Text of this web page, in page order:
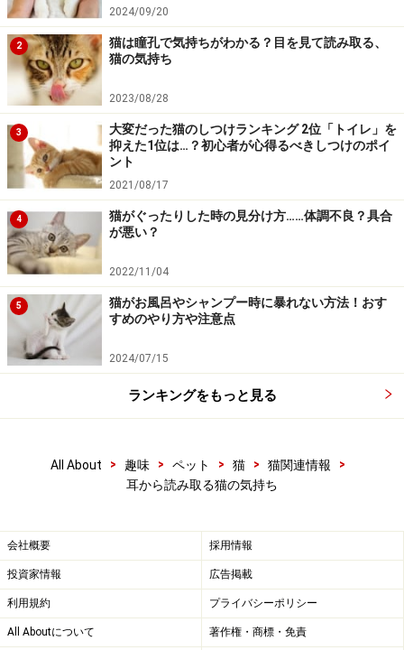
2024/09/20
2
猫は瞳孔で気持ちがわかる？目を見て読み取る、
猫の気持ち
2023/08/28
3
大変だった猫のしつけランキング 2位「トイレ」を
抑えた1位は…？初心者が心得るべきしつけのポイ
ント
2021/08/17
4
猫がぐったりした時の見分け方……体調不良？具合
が悪い？
2022/11/04
5
猫がお風呂やシャンプー時に暴れない方法！おす
すめのやり方や注意点
2024/07/15
ランキングをもっと見る
All About > 趣味 > ペット > 猫 > 猫関連情報
>
耳から読み取る猫の気持ち
会社概要 採用情報
投資家情報 広告掲載
利用規約 プライバシーポリシー
All Aboutについて 著作権・商標・免責